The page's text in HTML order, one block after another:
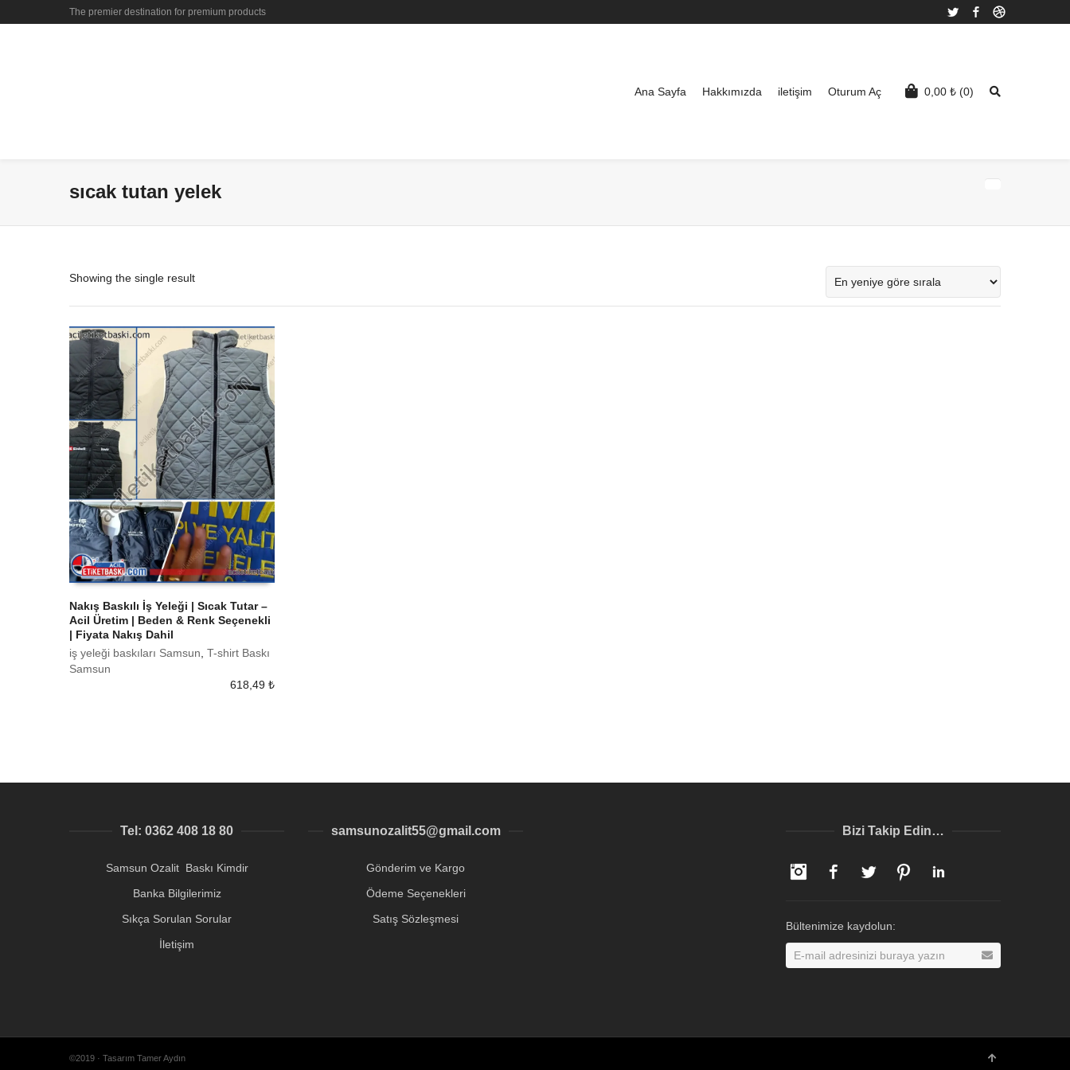
The premier destination for premium products Twitter Facebook
0,00 ₺ (0)
Ana Sayfa Hakkımızda iletişim Oturum Aç
sıcak tutan yelek
Showing the single result
SEPETE EKLE
Nakış Baskılı İş Yeleği | Sıcak Tutar –
Acil Üretim | Beden & Renk Seçenekli
| Fiyata Nakış Dahil
iş yeleği baskıları Samsun, T-shirt Baskı
Samsun
618,49 ₺
Tel: 0362 408 18 80
Samsun Ozalit Baskı Kimdir
Banka Bilgilerimiz
Sıkça Sorulan Sorular
İletişim
samsunozalit55@gmail.com
Gönderim ve Kargo
Ödeme Seçenekleri
Satış Sözleşmesi
Bizi Takip Edin…
InstagramFacebookTwitter Pinterest
Bültenimize kaydolun:
©2019 · Tasarım Tamer Aydın